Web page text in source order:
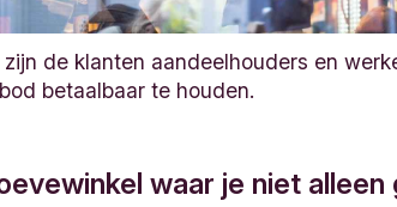
zijn de klanten aandeelhouders en
betaalbaar te houden.
waar je niet alleen